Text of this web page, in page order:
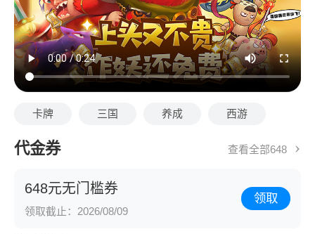
卡牌 三国 养成 西游
代金券 查看全部648
648元无门槛券
领取截止：2026/08/09
领取